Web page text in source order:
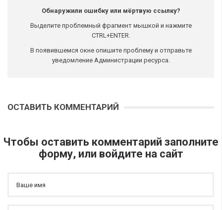
Обнаружили ошибку или мёртвую ссылку?
Выделите проблемный фрагмент мышкой и нажмите
CTRL+ENTER.
В появившемся окне опишите проблему и отправьте
уведомление Администрации ресурса.
ОСТАВИТЬ КОММЕНТАРИЙ
Чтобы оставить комментарий заполните
форму, или войдите на сайт